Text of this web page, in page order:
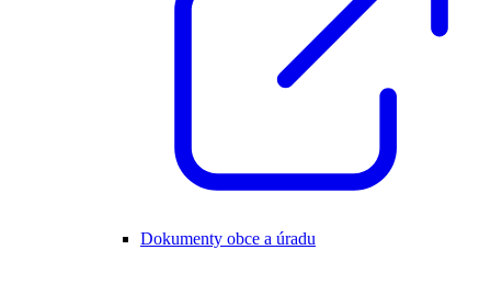
Dokumenty obce a úradu